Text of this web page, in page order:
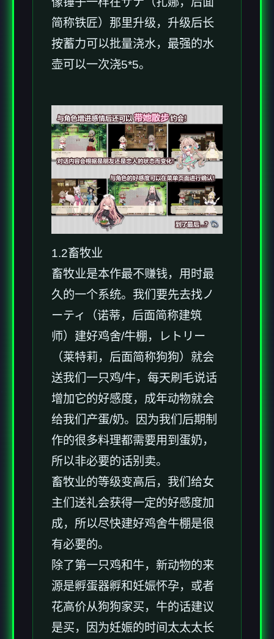
简称铁匠）那里升级，升级后长
按蓄力可以批量浇水，最强的水
壶可以一次浇5*5。
1.2畜牧业
畜牧业是本作最不赚钱，用时最
久的一个系统。我们要先去找ノ
ーティ（诺蒂，后面简称建筑
师）建好鸡舍/牛棚，レトリー
（莱特莉，后面简称狗狗）就会
送我们一只鸡/牛，每天刷毛说话
增加它的好感度，成年动物就会
给我们产蛋/奶。因为我们后期制
作的很多料理都需要用到蛋奶，
所以非必要的话别卖。
畜牧业的等级变高后，我们给女
主们送礼会获得一定的好感度加
成，所以尽快建好鸡舍牛棚是很
有必要的。
除了第一只鸡和牛，新动物的来
源是孵蛋器孵和妊娠怀孕，或者
花高价从狗狗家买，牛的话建议
是买，因为妊娠的时间太太太长